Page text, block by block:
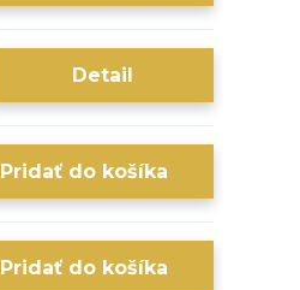
Detail
Pridať do košíka
Pridať do košíka